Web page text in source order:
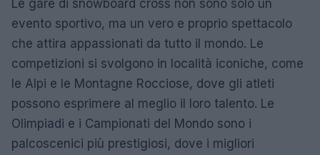
Le gare di snowboard cross non sono solo un
evento sportivo, ma un vero e proprio spettacolo
che attira appassionati da tutto il mondo. Le
competizioni si svolgono in località iconiche, come
le Alpi e le Montagne Rocciose, dove gli atleti
possono esprimere al meglio il loro talento. Le
Olimpiadi e i Campionati del Mondo sono i
palcoscenici più prestigiosi, dove i migliori